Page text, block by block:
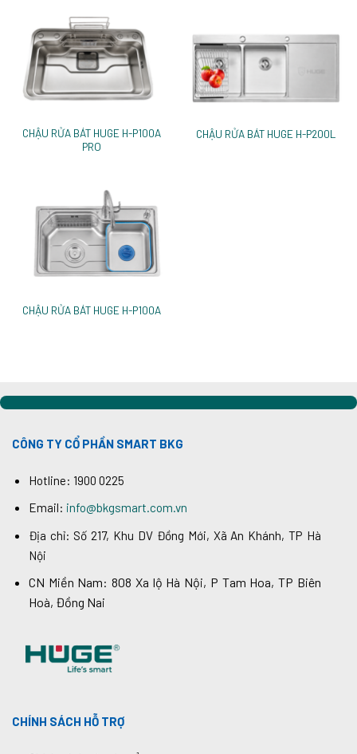
CHẬU RỬA BÁT HUGE H-P100A
PRO
CHẬU RỬA BÁT HUGE H-P200L
CHẬU RỬA BÁT HUGE H-P100A
CÔNG TY CỔ PHẦN SMART BKG
Hotline: 1900 0225
Email: info@bkgsmart.com.vn
Địa chỉ: Số 217, Khu DV Đồng Mới, Xã An Khánh, TP Hà
Nội
CN Miền Nam: 808 Xa lộ Hà Nội, P Tam Hoa, TP Biên
Hoà, Đồng Nai
CHÍNH SÁCH HỖ TRỢ